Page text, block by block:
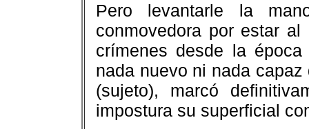
Pero levantarle la
conmovedora por estar
crímenes desde la
nada nuevo ni nada
(sujeto), marcó
impostura su superficial